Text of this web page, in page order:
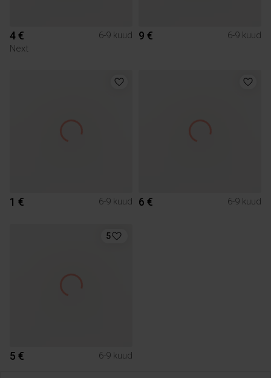
4 €
6-9 kuud
Next
9 € 6-9 kuud
1 € 6-9 kuud 6 € 6-9 kuud
5
5 € 6-9 kuud